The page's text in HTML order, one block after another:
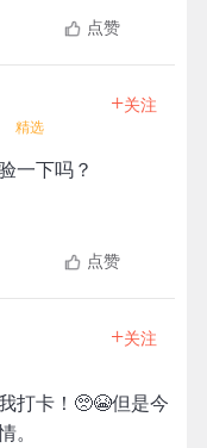
点赞
精选
+关注
一下吗？
点赞
+关注
打卡！🥺😭但是今
。